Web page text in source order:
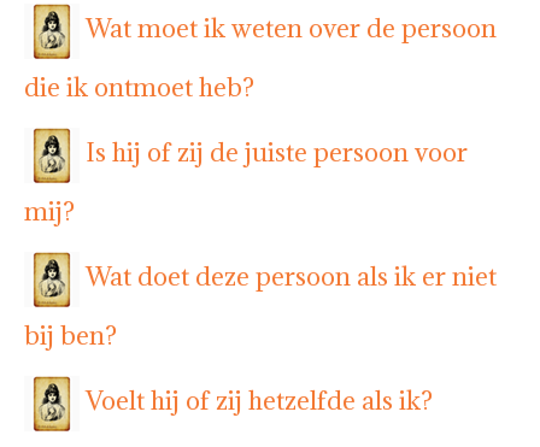
Wat moet ik weten over de persoon
die ik ontmoet heb?
Is hij of zij de juiste persoon voor
mij?
Wat doet deze persoon als ik er niet
bij ben?
Voelt hij of zij hetzelfde als ik?